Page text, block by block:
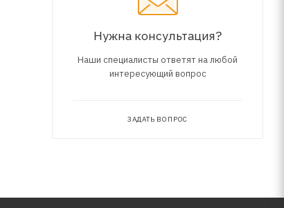
Нужна консультация?
Наши специалисты ответят на любой
интересующий вопрос
ЗАДАТЬ ВОПРОС